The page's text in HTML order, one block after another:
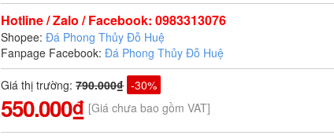
Hotline / Zalo / Facebook: 0983313076
Shopee:Đá Phong Thủy Đỗ Huệ
Fanpage Facebook:Đá Phong Thủy Đỗ Huệ
Giá thị trường:790.000₫ -30%
550.000₫ [Giá chưa bao gồm VAT]